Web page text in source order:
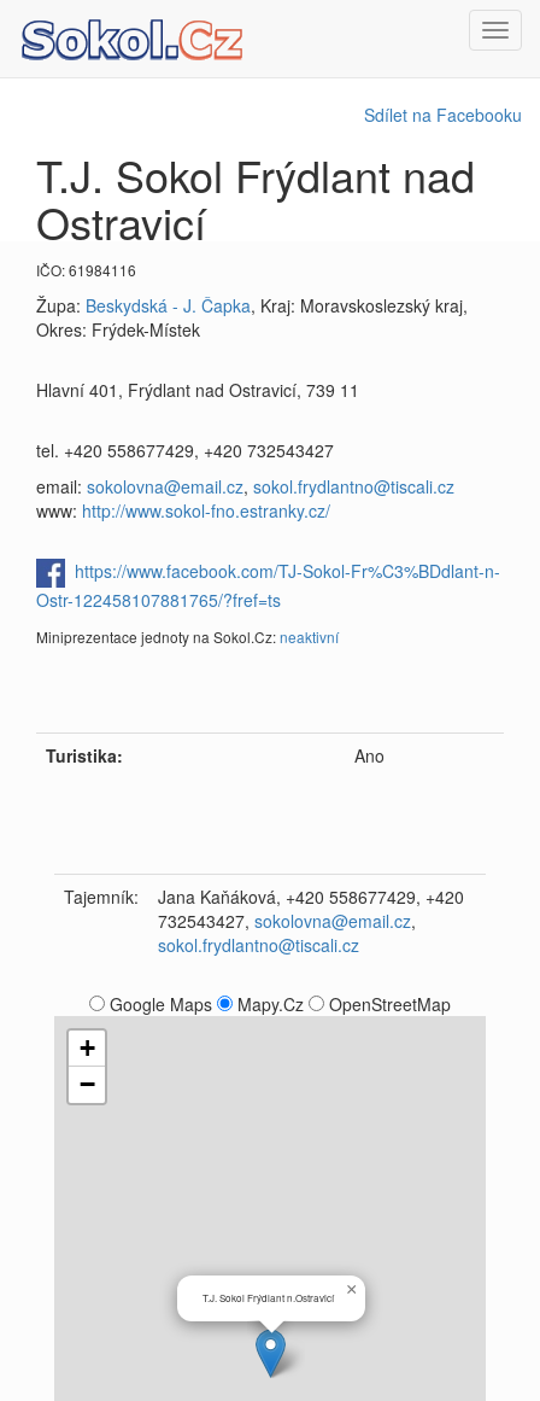
Sdílet na Facebooku
T.J. Sokol Frýdlant nad
Ostravicí
IČO: 61984116
Župa: Beskydská - J. Čapka, Kraj: Moravskoslezský kraj,
Okres: Frýdek-Místek
Hlavní 401, Frýdlant nad Ostravicí, 739 11
tel. +420 558677429, +420 732543427
email: sokolovna@email.cz, sokol.frydlantno@tiscali.cz
www: http://www.sokol-fno.estranky.cz/
https://www.facebook.com/TJ-Sokol-Fr%C3%BDdlant-n-
Ostr-122458107881765/?fref=ts
Miniprezentace jednoty na Sokol.Cz:neaktivní
Turistika: Ano
Tajemník:
Jana Kaňáková, +420 558677429, +420
732543427, sokolovna@email.cz,
sokol.frydlantno@tiscali.cz
Google Maps Mapy.Cz OpenStreetMap
T.J. Sokol Frýdlant n.Ostravicí ×
+
−